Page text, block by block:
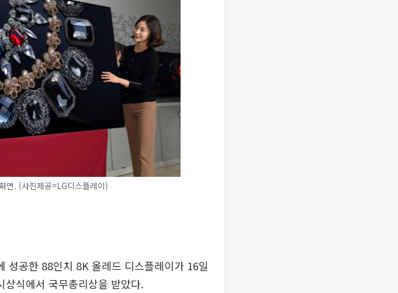
면. (사진제공=LG디스플레이)
성공한 88인치 8K 올레드 디스플레이가 16일
식에서 국무총리상을 받았다.